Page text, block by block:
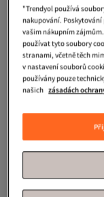
"Trendyol používá
nakupování.
vašim nákupním
používat tyto soubory
stranami, včetně těch
v nastavení souborů
používány pouze
našich zásadách